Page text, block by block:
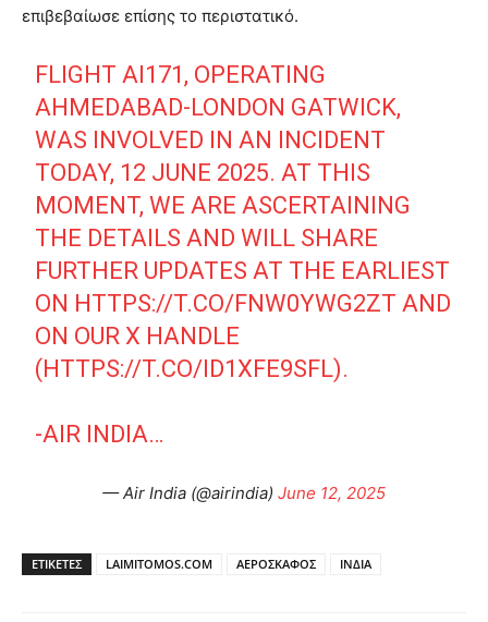
επιβεβαίωσε επίσης το περιστατικό.
FLIGHT AI171, OPERATING
AHMEDABAD-LONDON GATWICK,
WAS INVOLVED IN AN INCIDENT
TODAY, 12 JUNE 2025. AT THIS
MOMENT, WE ARE ASCERTAINING
THE DETAILS AND WILL SHARE
FURTHER UPDATES AT THE EARLIEST
ON HTTPS://T.CO/FNW0YWG2ZT AND
ON OUR X HANDLE
(HTTPS://T.CO/ID1XFE9SFL).
-AIR INDIA…
— Air India (@airindia) June 12, 2025
ΕΤΙΚΕΤΕΣ LAIMITOMOS.COM ΑΕΡΟΣΚΑΦΟΣ ΙΝΔΙΑ